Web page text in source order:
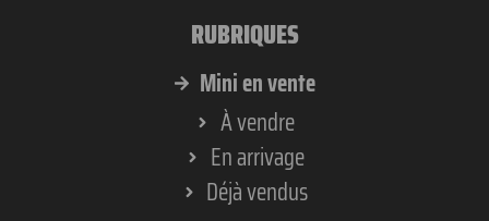
RUBRIQUES
Mini en vente
À vendre
En arrivage
Déjà vendus